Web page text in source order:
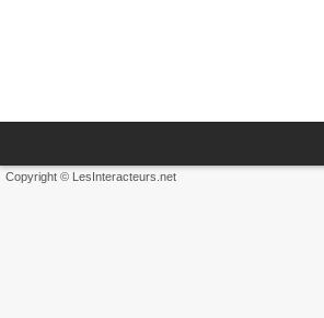
Copyright © LesInteracteurs.net